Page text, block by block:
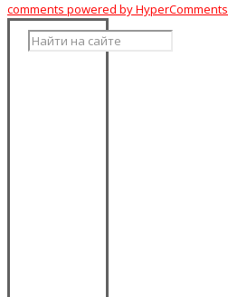
comments powered by HyperComments